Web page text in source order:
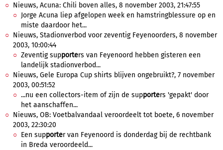
Nieuws, Acuna: Chili boven alles, 8 november 2003, 21:47:55
Jorge Acuna liep afgelopen week en hamstringblessure op en
miste daardoor het...
Nieuws, Stadionverbod voor zeventig Feyenoorders, 8 november
2003, 10:00:44
Zeventig supporters van Feyenoord hebben gisteren een
landelijk stadionverbod...
Nieuws, Gele Europa Cup shirts blijven ongebruikt?, 7 november
2003, 00:51:52
...nu een collectors-item of zijn de supporters 'gepakt' door
het aanschaffen...
Nieuws, OB: Voetbalvandaal veroordeelt tot boete, 6 november
2003, 22:30:20
Een supporter van Feyenoord is donderdag bij de rechtbank
in Breda veroordeeld...